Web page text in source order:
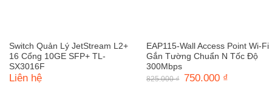
Switch Quản Lý JetStream L2+
16 Cổng 10GE SFP+ TL-
SX3016F
Liên hệ
EAP115-Wall Access Point Wi-Fi
Gắn Tường Chuẩn N Tốc Độ
300Mbps
825.000₫ Giá
750.000 ₫